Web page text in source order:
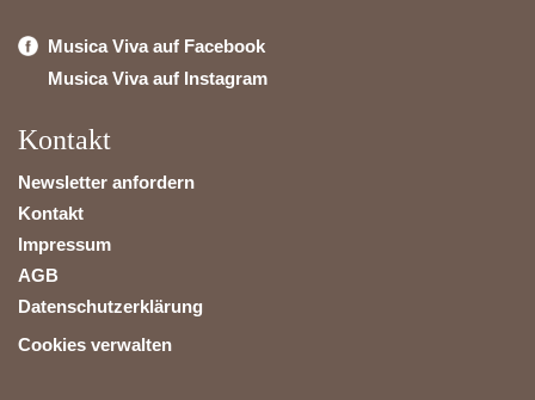
Musica Viva auf Facebook
Musica Viva auf Instagram
Kontakt
Newsletter anfordern
Kontakt
Impressum
AGB
Datenschutzerklärung
Cookies verwalten